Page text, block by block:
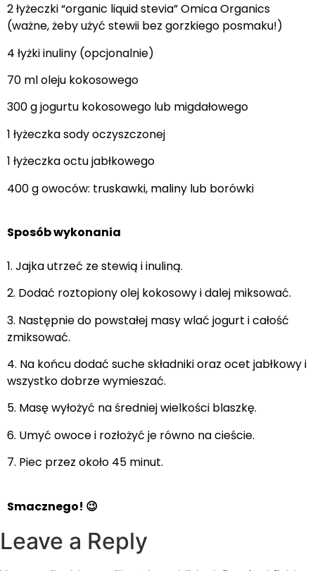
2 łyżeczki “organic liquid stevia” Omica Organics
(ważne, żeby użyć stewii bez gorzkiego posmaku!)
4 łyżki inuliny (opcjonalnie)
70 ml oleju kokosowego
300 g jogurtu kokosowego lub migdałowego
1 łyżeczka sody oczyszczonej
1 łyżeczka octu jabłkowego
400 g owoców: truskawki, maliny lub borówki
Sposób wykonania
1. Jajka utrzeć ze stewią i inuliną.
2. Dodać roztopiony olej kokosowy i dalej miksować.
3. Następnie do powstałej masy wlać jogurt i całość
zmiksować.
4. Na końcu dodać suche składniki oraz ocet jabłkowy i
wszystko dobrze wymieszać.
5. Masę wyłożyć na średniej wielkości blaszkę.
6. Umyć owoce i rozłożyć je równo na cieście.
7. Piec przez około 45 minut.
Smacznego! 😉
Leave a Reply